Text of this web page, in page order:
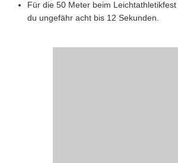
Für die 50 Meter beim
du ungefähr acht bis 12 Sekunden.